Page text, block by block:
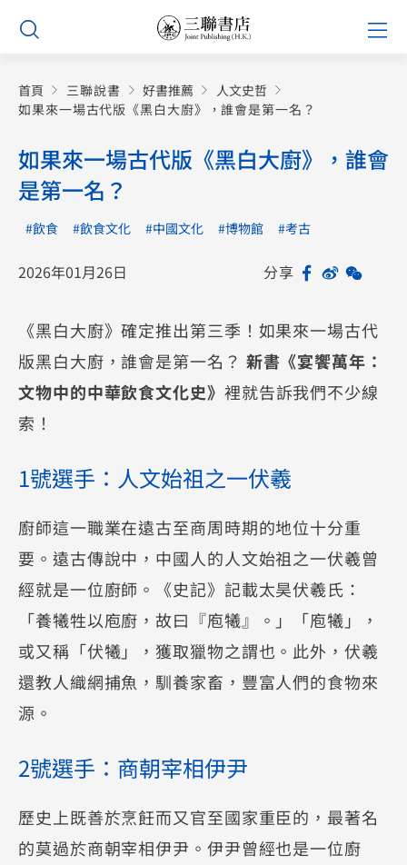
Skip
首頁 三聯說書 好書推薦
人文史哲
如果來一場古代版《黑白大廚》，誰會是第一名？
如果來一場古代版《黑白大廚》，誰會
是第一名？
#飲食 #飲食文化 #中國文化 #博物館 #考古
2026年01月26日 分享 Facebook
Sina
《黑白大廚》確定推出第三季！如果來一場古代
版黑白大廚，誰會是第一名？ 新書《宴饗萬年：
文物中的中華飲食文化史》 裡就告訴我們不少線
索！
1號選手：人文始祖之一伏羲
廚師這一職業在遠古至商周時期的地位十分重
要。遠古傳說中，中國人的人文始祖之一伏羲曾
經就是一位廚師。《史記》記載太昊伏羲氏：
「養犧牲以庖廚，故曰『庖犧』。」「庖犧」，
或又稱「伏犧」，獲取獵物之謂也。此外，伏羲
還教人織網捕魚，馴養家畜，豐富人們的食物來
源。
2號選手：商朝宰相伊尹
歷史上既善於烹飪而又官至國家重臣的，最著名
的莫過於商朝宰相伊尹。伊尹曾經也是一位廚